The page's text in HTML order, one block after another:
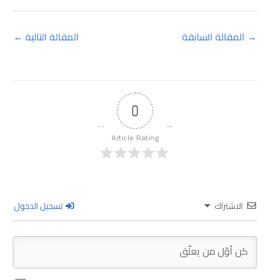
→ المقالة السابقة المقالة التالية ←
0
Article Rating
الاشتراك تسجيل الدخول